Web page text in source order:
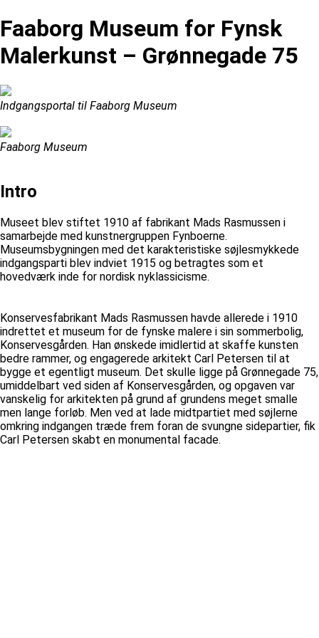
Faaborg Museum for Fynsk
Malerkunst – Grønnegade 75
Indgangsportal til Faaborg Museum
Faaborg Museum
Intro
Museet blev stiftet 1910 af fabrikant Mads Rasmussen i
samarbejde med kunstnergruppen Fynboerne.
Museumsbygningen med det karakteristiske søjlesmykkede
indgangsparti blev indviet 1915 og betragtes som et
hovedværk inde for nordisk nyklassicisme.
Konservesfabrikant Mads Rasmussen havde allerede i 1910
indrettet et museum for de fynske malere i sin sommerbolig,
Konservesgården. Han ønskede imidlertid at skaffe kunsten
bedre rammer, og engagerede arkitekt Carl Petersen til at
bygge et egentligt museum. Det skulle ligge på Grønnegade 75,
umiddelbart ved siden af Konservesgården, og opgaven var
vanskelig for arkitekten på grund af grundens meget smalle
men lange forløb. Men ved at lade midtpartiet med søjlerne
omkring indgangen træde frem foran de svungne sidepartier, fik
Carl Petersen skabt en monumental facade.